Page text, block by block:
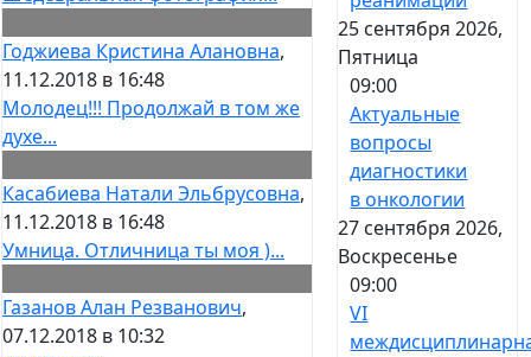
Годжиева Кристина Алановна,
11.12.2018 в 16:48
Молодец!!! Продолжай в том же
духе...
Касабиева Натали Эльбрусовна,
11.12.2018 в 16:48
Умница. Отличница ты моя )...
Газанов Алан Резванович,
07.12.2018 в 10:32
25 сентября 2026,
Пятница
09:00
Актуальные
вопросы
диагностики
в онкологии
27 сентября 2026,
Воскресенье
09:00
VI